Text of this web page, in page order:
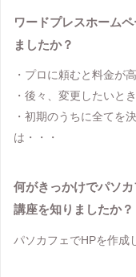
ワードプレスホーム
ましたか？
・プロに頼むと料金が
・後々、変更したいと
・初期のうちに全てを
は・・・
何がきっかけでパソ
講座を知りましたか？
パソカフェでHPを作成